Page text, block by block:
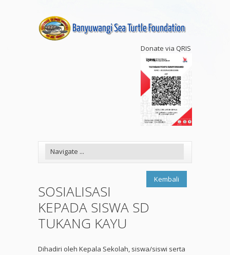
Donate via QRIS
Kembali
SOSIALISASI
KEPADA SISWA SD
TUKANG KAYU
Dihadiri oleh Kepala Sekolah, siswa/siswi serta